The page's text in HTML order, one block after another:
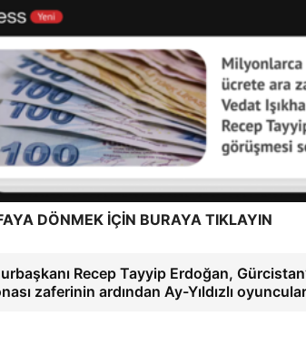
DÖNMEK İÇİN BURAYA TIKLAYIN
Recep Tayyip Erdoğan,
zaferinin ardından Ay-Yıldızlı